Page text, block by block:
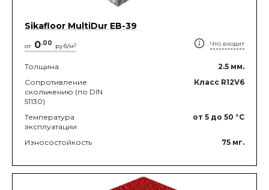
Sikafloor MultiDur EB-39
от 0.00 руб/м2 Что входит
Толщина 2.5 мм.
Сопротивление
скольжению (по DIN
51130)
Класс R12V6
Температура
эксплуатации
от 5 до 50 °C
Износостойкость 75 мг.